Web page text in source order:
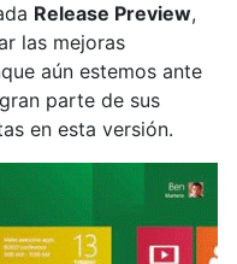
Release Preview,
las mejoras
aún estemos ante
parte de sus
en esta versión.